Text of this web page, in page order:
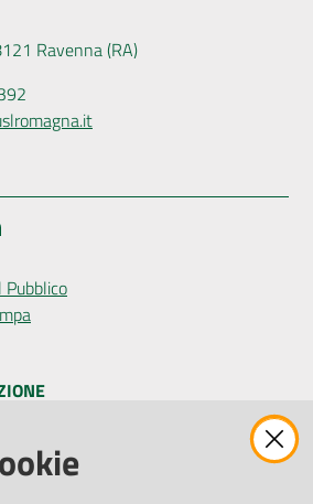
Ravenna (RA)
Pubblico